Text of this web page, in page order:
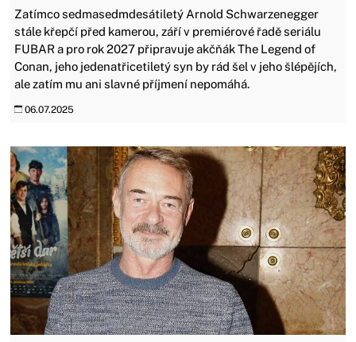
Zatímco sedmasedmdesátiletý Arnold Schwarzenegger
stále křepčí před kamerou, září v premiérové řadě seriálu
FUBAR a pro rok 2027 připravuje akčňák The Legend of
Conan, jeho jedenatřicetiletý syn by rád šel v jeho šlépějích,
ale zatím mu ani slavné příjmení nepomáhá.
06.07.2025